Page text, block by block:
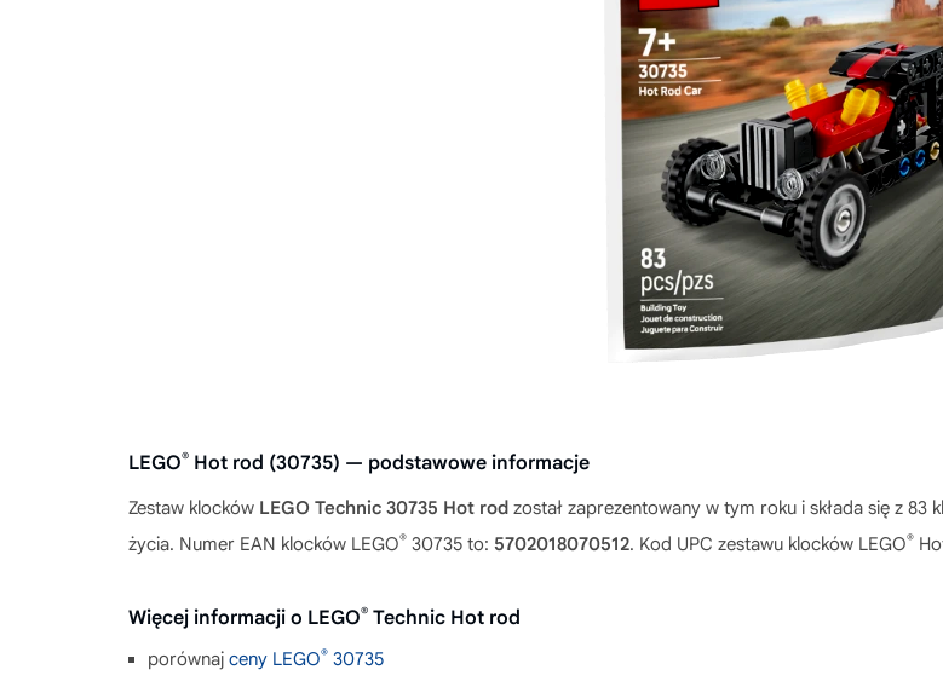
LEGO® Hot rod (30735) — podstawowe informacje
Zestaw klocków LEGO Technic 30735 Hot rod został zaprezentowany w tym roku i składa się z 83
życia. Numer EAN klocków LEGO® 30735 to: 5702018070512. Kod UPC zestawu klocków LEGO®
Więcej informacji o LEGO® Technic Hot rod
porównaj ceny LEGO® 30735